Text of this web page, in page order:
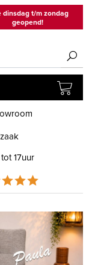
dinsdag t/m zondag
geopend!
17uur